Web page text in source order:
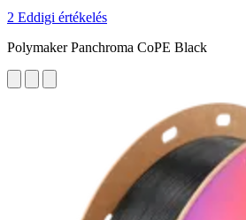
2 Eddigi értékelés
Polymaker Panchroma CoPE Black